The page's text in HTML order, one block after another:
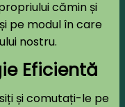
cămin și
pe modul în care
nostru.
Eficientă
și comutați-le pe